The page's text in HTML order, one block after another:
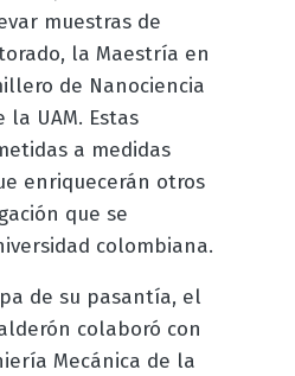
muestras de
la Maestría en
de Nanociencia
UAM. Estas
a medidas
enriquecerán otros
que se
colombiana.
de su pasantía, el
colaboró con
Mecánica de la